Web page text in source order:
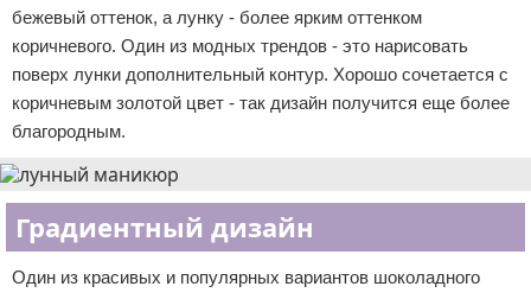
бежевый оттенок, а лунку - более ярким оттенком
коричневого. Один из модных трендов - это нарисовать
поверх лунки дополнительный контур. Хорошо сочетается с
коричневым золотой цвет - так дизайн получится еще более
благородным.
Градиентный дизайн
Один из красивых и популярных вариантов шоколадного